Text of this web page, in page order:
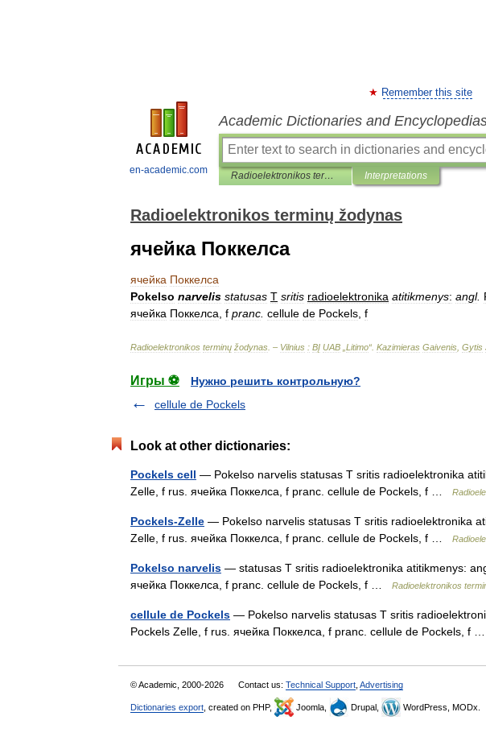
en-academic.com
Remember this site
Academic Dictionaries and
Radioelektronikos terminų žodynas Interpretations
Radioelektronikos terminų žodynas
ячейка Поккелса
ячейка Поккелса
Pokelso narvelis statusas T sritis radioelektronika atitikmenys: angl.
ячейка Поккелса f pranc cellule de Pockels f
Radioelektronikos terminų žodynas . – Vilnius : BĮ UAB Litimo“ Kazimieras Gaivenis Gytis
Игры ⚽
Нужно решить контрольную?
cellule de Pockels
Look at other dictionaries:
Pockels cell — Pokelso narvelis statusas T sritis radioelektronika
Zelle, f rus. ячейка Поккелса, f pranc. cellule de Pockels, f …
Pockels-Zelle — Pokelso narvelis statusas T sritis radioelektronika
Zelle, f rus. ячейка Поккелса, f pranc. cellule de Pockels, f …
Pokelso narvelis — statusas T sritis radioelektronika atitikmenys:
ячейка Поккелса, f pranc. cellule de Pockels, f …
Radioelektronikos
cellule de Pockels — Pokelso narvelis statusas T sritis
Pockels Zelle, f rus. ячейка Поккелса, f pranc. cellule de Pockels, f
© Academic, 2000-2026 Contact us: Technical Support Advertising
Dictionaries export , created on PHP, Joomla, Drupal, WordPress, MODx.